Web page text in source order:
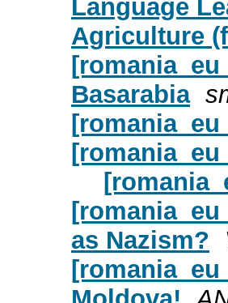
Language
Agriculture
Basarabia
as Nazism?